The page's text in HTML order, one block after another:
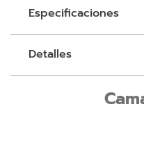
Especificaciones
Detalles